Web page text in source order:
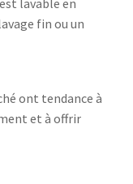
lavable en
fin ou un
ont tendance à
et à offrir